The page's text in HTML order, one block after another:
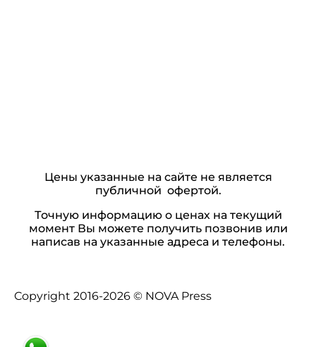
Цены указанные на сайте не является
публичной офертой.
Точную информацию о ценах на текущий
момент Вы можете получить позвонив или
написав на указанные адреса и телефоны.
Copyright 2016-2026 © NOVA Press